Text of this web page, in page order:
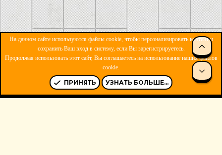
ОБРАТНАЯ СВЯЗЬ
УСЛОВИЯ И ПРАВИЛА
R
S
S
На данном сайте используются файлы cookie, чтобы персонализировать контент и
сохранить Ваш вход в систему, если Вы зарегистрируетесь.
Продолжая использовать этот сайт, Вы соглашаетесь на использование наших файлов
cookie.
ПРИНЯТЬ УЗНАТЬ БОЛЬШЕ...